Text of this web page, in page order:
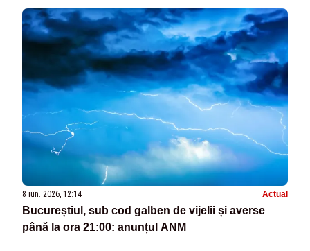
8 iun. 2026, 12:14 Actual
Bucureștiul, sub cod galben de vijelii și averse
până la ora 21:00: anunțul ANM